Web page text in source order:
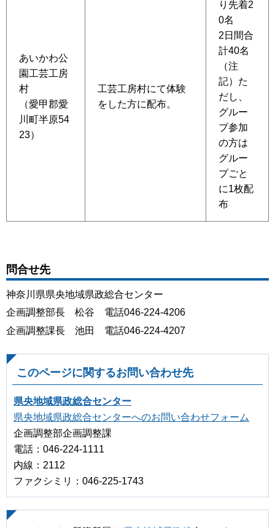
あいかわ公
園工芸工房
村
（愛甲郡愛
川町半原54
23）
工芸工房村にて体験
をした方に配布。
り先着2
0名
2日間合
計40名
（注
記）た
だし、
グルー
プ参加
の方は
グルー
プごと
に1枚配
布
問合せ先
神奈川県県央地域県政総合センター
企画調整部長 松谷 電話046-224-4206
企画調整課長 池田 電話046-224-4207
このページに関するお問い合わせ先
県央地域県政総合センター
県央地域県政総合センターへのお問い合わせフォーム
企画調整部企画調整課
電話：046-224-1111
内線：2112
ファクシミリ：046-225-1743